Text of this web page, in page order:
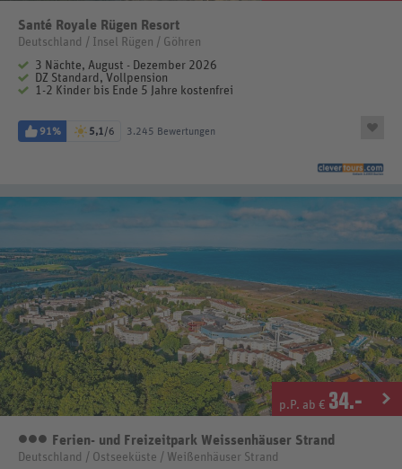
Santé Royale Rügen Resort
Deutschland / Insel Rügen / Göhren
3 Nächte, August - Dezember 2026
DZ Standard, Vollpension
1-2 Kinder bis Ende 5 Jahre kostenfrei
91% 5,1/6 3.245 Bewertungen
p.P. ab € 34.-
3 Sterne
Ferien- und Freizeitpark Weissenhäuser Strand
Deutschland / Ostseeküste / Weißenhäuser Strand